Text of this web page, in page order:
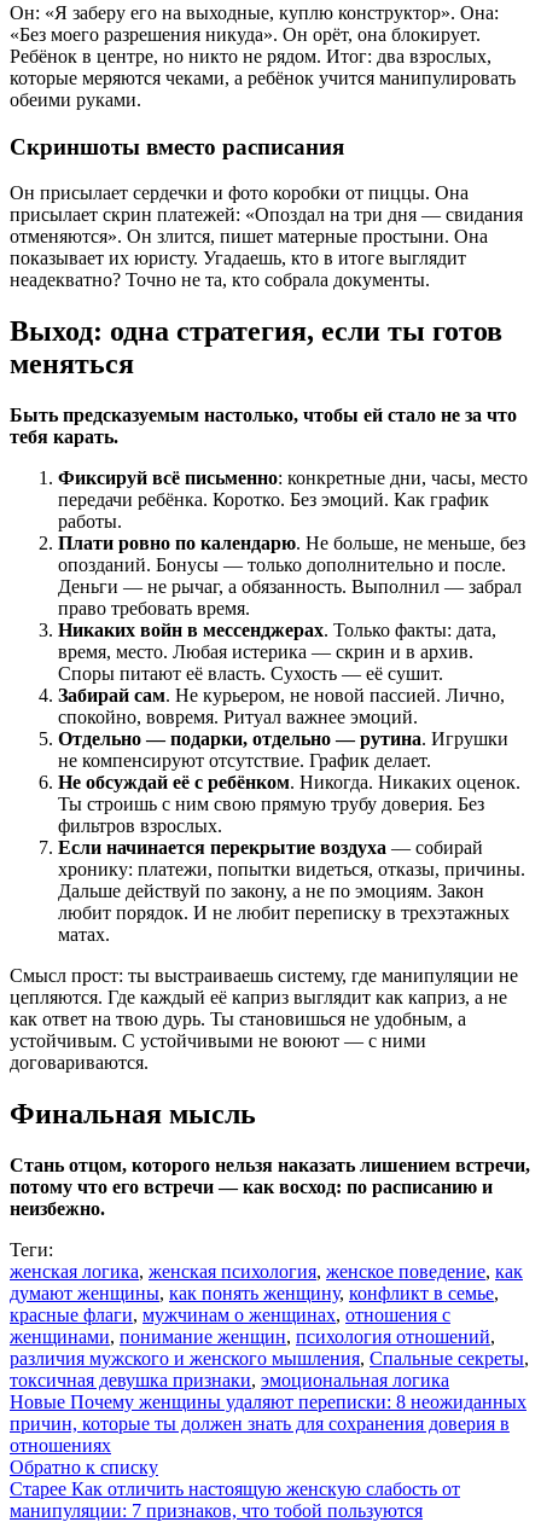
Он: «Я заберу его на выходные, куплю конструктор». Она:
«Без моего разрешения никуда». Он орёт, она блокирует.
Ребёнок в центре, но никто не рядом. Итог: два взрослых,
которые меряются чеками, а ребёнок учится манипулировать
обеими руками.
Скриншоты вместо расписания
Он присылает сердечки и фото коробки от пиццы. Она
присылает скрин платежей: «Опоздал на три дня — свидания
отменяются». Он злится, пишет матерные простыни. Она
показывает их юристу. Угадаешь, кто в итоге выглядит
неадекватно? Точно не та, кто собрала документы.
Выход: одна стратегия, если ты готов
меняться
Быть предсказуемым настолько, чтобы ей стало не за что
тебя карать.
Фиксируй всё письменно: конкретные дни, часы, место
передачи ребёнка. Коротко. Без эмоций. Как график
работы.
Плати ровно по календарю. Не больше, не меньше, без
опозданий. Бонусы — только дополнительно и после.
Деньги — не рычаг, а обязанность. Выполнил — забрал
право требовать время.
Никаких войн в мессенджерах. Только факты: дата,
время, место. Любая истерика — скрин и в архив.
Споры питают её власть. Сухость — её сушит.
Забирай сам. Не курьером, не новой пассией. Лично,
спокойно, вовремя. Ритуал важнее эмоций.
Отдельно — подарки, отдельно — рутина. Игрушки
не компенсируют отсутствие. График делает.
Не обсуждай её с ребёнком. Никогда. Никаких оценок.
Ты строишь с ним свою прямую трубу доверия. Без
фильтров взрослых.
Если начинается перекрытие воздуха — собирай
хронику: платежи, попытки видеться, отказы, причины.
Дальше действуй по закону, а не по эмоциям. Закон
любит порядок. И не любит переписку в трехэтажных
матах.
Смысл прост: ты выстраиваешь систему, где манипуляции не
цепляются. Где каждый её каприз выглядит как каприз, а не
как ответ на твою дурь. Ты становишься не удобным, а
устойчивым. С устойчивыми не воюют — с ними
договариваются.
Финальная мысль
Стань отцом, которого нельзя наказать лишением встречи,
потому что его встречи — как восход: по расписанию и
неизбежно.
Теги:
женская логика, женская психология, женское поведение, как
думают женщины, как понять женщину, конфликт в семье,
красные флаги, мужчинам о женщинах, отношения с
женщинами, понимание женщин, психология отношений,
различия мужского и женского мышления, Спальные секреты,
токсичная девушка признаки, эмоциональная логика
Новые Почему женщины удаляют переписки: 8 неожиданных
причин, которые ты должен знать для сохранения доверия в
отношениях
Обратно к списку
Старее Как отличить настоящую женскую слабость от
манипуляции: 7 признаков, что тобой пользуются